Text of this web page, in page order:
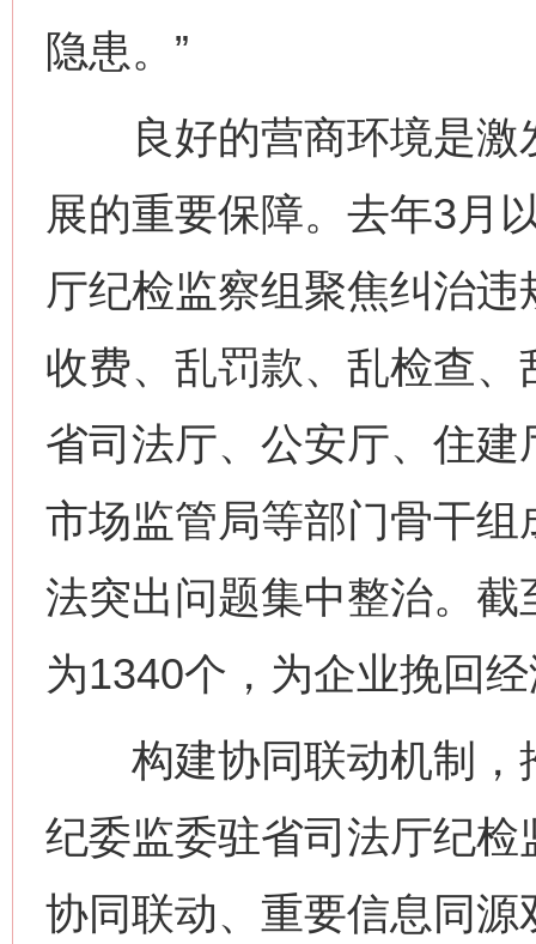
隐患。”
良好的营商环境是激
展的重要保障。去年3月
厅纪检监察组聚焦纠治
收费、乱罚款、乱检查
省司法厅、公安厅、住
市场监管局等部门骨干
法突出问题集中整治。
为1340个，为企业挽回
构建协同联动机制，
纪委监委驻省司法厅纪
协同联动、重要信息同